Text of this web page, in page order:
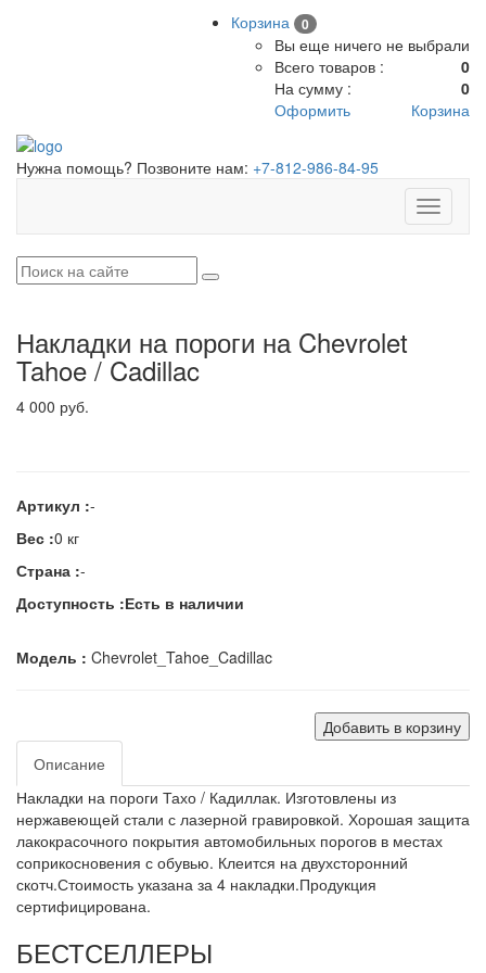
Корзина 0
Вы еще ничего не выбрали
Всего товаров :
0
На сумму :
0
Оформить
Корзина
Нужна помощь? Позвоните нам: +7-812-986-84-95
Toggle
Накладки на пороги на Chevrolet
Tahoe / Cadillac
4 000 руб.
Артикул :-
Вес :0 кг
Страна :-
Доступность :Есть в наличии
Модель : Chevrolet_Tahoe_Cadillac
Добавить в корзину
Описание
Накладки на пороги Тахо / Кадиллак. Изготовлены из
нержавеющей стали с лазерной гравировкой. Хорошая защита
лакокрасочного покрытия автомобильных порогов в местах
соприкосновения с обувью. Клеится на двухсторонний
скотч.Стоимость указана за 4 накладки.Продукция
сертифицирована.
БЕСТСЕЛЛЕРЫ